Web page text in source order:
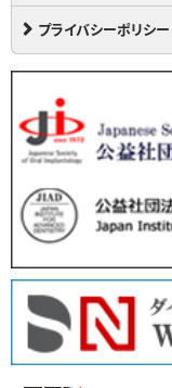
プライバシーポリシー